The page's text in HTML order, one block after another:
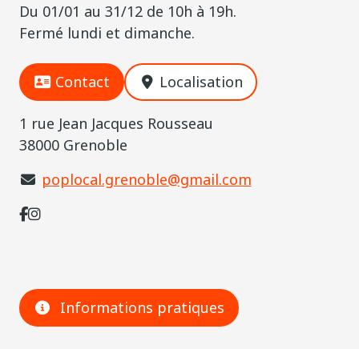
Du 01/01 au 31/12 de 10h à 19h.
Fermé lundi et dimanche.
Contact Localisation
1 rue Jean Jacques Rousseau
38000 Grenoble
poplocal.grenoble@gmail.com
Informations pratiques